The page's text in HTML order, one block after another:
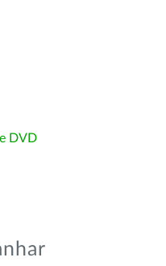
DVD